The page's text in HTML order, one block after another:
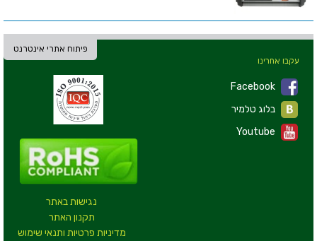
פיתוח אתרי אינטרנט
נגישות באתר
תקנון האתר
מדיניות פרטיות ותנאי שימוש
עקבו אחרינו
Facebook
Youtube